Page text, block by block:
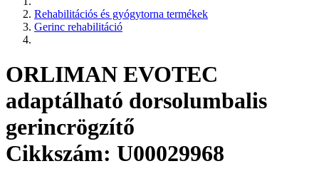
Rehabilitációs és gyógytorna termékek
Gerinc rehabilitáció
ORLIMAN EVOTEC
adaptálható dorsolumbalis
gerincrögzítő
Cikkszám: U00029968